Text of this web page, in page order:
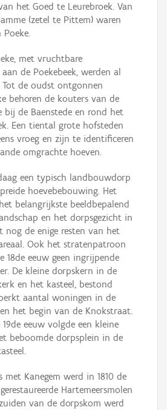
het Goed te Leurebroek. Van
(zetel te Pittem) waren
met vruchtbare
de Poekebeek, werden al
de oudst ontgonnen
behoren de kouters van de
bij de Baenstede en rond het
Een tiental grote hofsteden
vroeg en zijn te identificeren
omgrachte hoeven.
een typisch landbouwdorp
hoevebebouwing. Het
belangrijkste beeldbepalend
en het dorpsgezicht in
nog de enige resten van het
Ook het stratenpatroon
18de eeuw geen ingrijpende
De kleine dorpskern in de
en het kasteel, bestond
aantal woningen in de
het begin van de Knokstraat.
eeuw volgde een kleine
beboomde dorpsplein in de
met Kanegem werd in 1810 de
Hartemeersmolen
van de dorpskom werd